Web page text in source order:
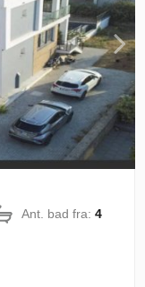
Ant. bad fra:4